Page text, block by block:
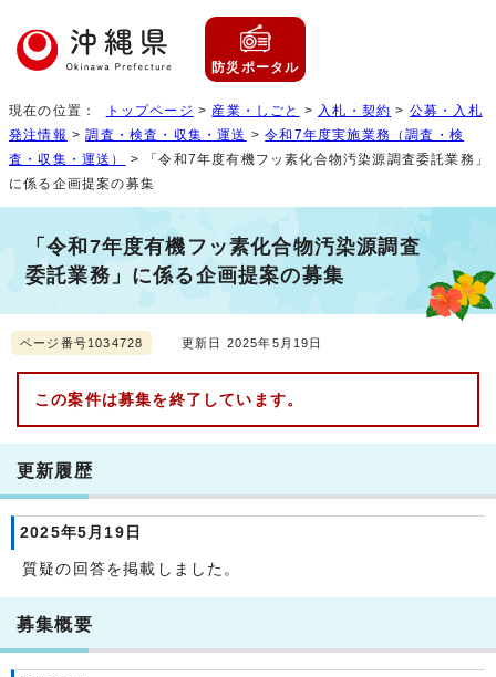
防災ポータル
現在の位置： トップページ > 産業・しごと > 入札・契約 > 公募・入札
発注情報 >調査・検査・収集・運送 >令和7年度実施業務（調査・検
査・収集・運送）
> 「令和7年度有機フッ素化合物汚染源調査委託業務」
に係る企画提案の募集
「令和7年度有機フッ素化合物汚染源調査
委託業務」に係る企画提案の募集
ページ番号1034728 更新日 2025年5月19日
この案件は募集を終了しています。
更新履歴
2025年5月19日
質疑の回答を掲載しました。
募集概要